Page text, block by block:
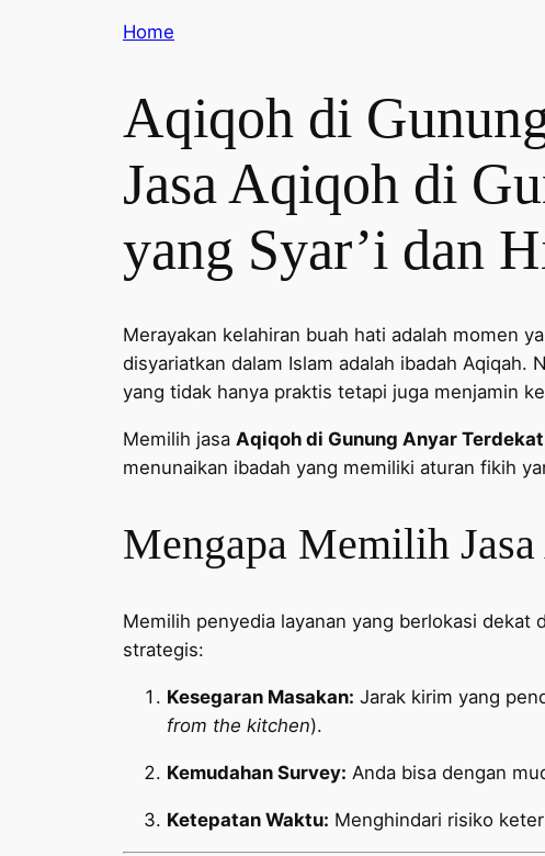
Home
Aqiqoh di
Jasa Aqiqoh di
yang Syar’i dan
Merayakan kelahiran buah hati adalah momen
disyariatkan dalam Islam adalah ibadah Aqiqah.
yang tidak hanya praktis tetapi juga menjamin
Memilih jasa Aqiqoh di Gunung Anyar
menunaikan ibadah yang memiliki aturan fikih
Mengapa Memilih
Memilih penyedia layanan yang berlokasi dekat
strategis:
Kesegaran Masakan: Jarak kirim yang
from the kitchen).
Kemudahan Survey: Anda bisa dengan
Ketepatan Waktu: Menghindari risiko